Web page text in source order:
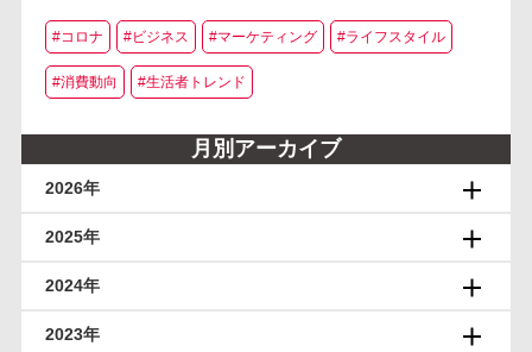
#コロナ #ビジネス #マーケティング #ライフスタイル
#消費動向 #生活者トレンド
月別アーカイブ
2026年
2025年
2024年
2023年